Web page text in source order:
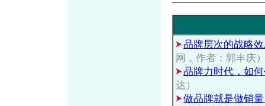
品牌层次的战略
网，作者：郭丰庆
品牌力时代，如
达）
做品牌就是做销